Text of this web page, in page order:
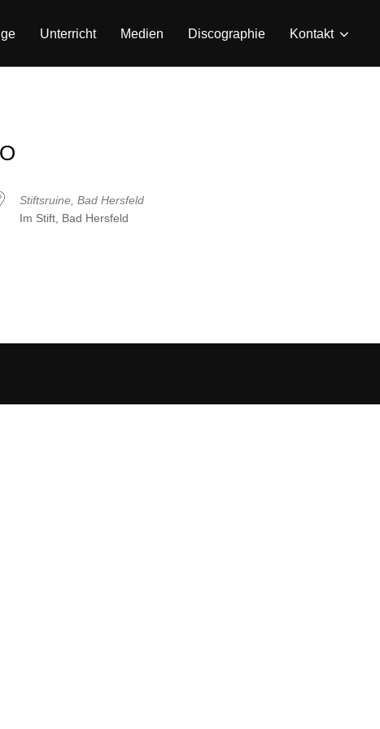
Unterricht Medien Discographie Kontakt
Stiftsruine, Bad Hersfeld
Im Stift, Bad Hersfeld